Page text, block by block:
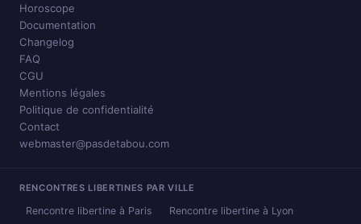
Horoscope
Documentation
Changelog
FAQ
CGU
Mentions légales
Politique de confidentialité
Contact
webmaster@pasdetabou.com
RENCONTRES LIBERTINES PAR VILLE
Rencontre libertine à Paris
Rencontre libertine à Lyon